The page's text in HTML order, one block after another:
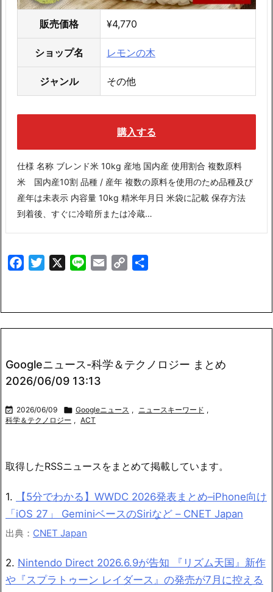
販売価格 ¥4,770
ショップ名 レモンの木
ジャンル その他
購入する
仕様 名称 ブレンド米 10kg 産地 国内産 使用割合 複数原料
米 国内産10割 品種 / 産年 複数の原料を使用のため品種及び
産年は未表示 内容量 10kg 精米年月日 米袋に記載 保存方法
到着後、すぐに冷暗所または冷蔵…
FacebookTwitter Line Email
Copy
Googleニュース-科学＆テクノロジー まとめ
2026/06/09 13:13
 2026/06/09  Googleニュース , ニュースキーワード ,
科学＆テクノロジー , ACT
取得したRSSニュースをまとめて掲載しています。
1.
【5分でわかる】WWDC 2026発表まとめ–iPhone向け
「iOS 27」 GeminiベースのSiriなど – CNET Japan
出典： CNET Japan
2. Nintendo Direct 2026.6.9が告知 『リズム天国』新作
や『スプラトゥーン レイダース』の発売が7月に控える